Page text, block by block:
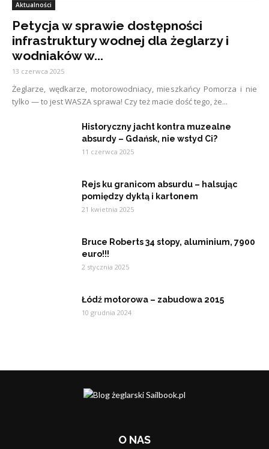
Aktualności
Petycja w sprawie dostępności
infrastruktury wodnej dla żeglarzy i
wodniaków w...
13 czerwca 2025
Żeglarze, wędkarze, motorowodniacy, mieszkańcy Pomorza i nie
tylko — to jest WASZA sprawa! Czy też macie dość tego, że...
Historyczny jacht kontra muzealne
absurdy – Gdańsk, nie wstyd Ci?
11 czerwca 2025
Rejs ku granicom absurdu – halsując
pomiędzy dyktą i kartonem
21 kwietnia 2025
Bruce Roberts 34 stopy, aluminium, 7900
euro!!!
2 stycznia 2025
Łódź motorowa – zabudowa 2015
10 grudnia 2024
O NAS